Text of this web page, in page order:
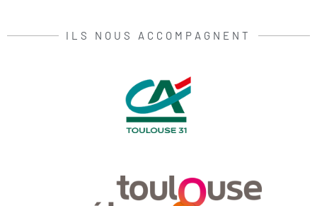
ILS NOUS ACCOMPAGNENT